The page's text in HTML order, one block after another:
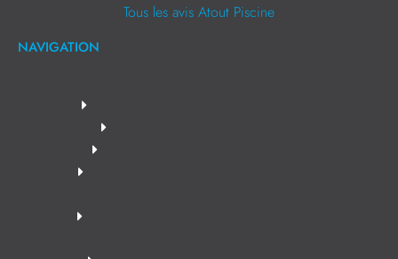
Tous les avis Atout Piscine
NAVIGATION